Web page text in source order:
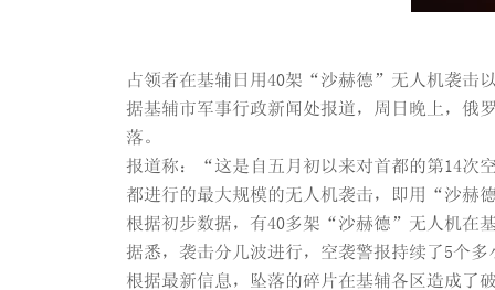
占领者在基辅日用40架“沙赫德”无人机袭击
据基辅市军事行政新闻处报道，周日晚上，
落。
报道称：“这是自五月初以来对首都的第14次
都进行的最大规模的无人机袭击，即用“沙赫
根据初步数据，有40多架“沙赫德”无人机在
据悉，袭击分几波进行，空袭警报持续了5个多
根据最新信息，坠落的碎片在基辅各区造成了